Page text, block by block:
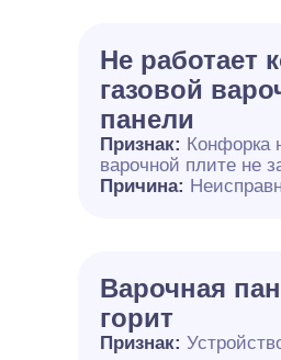
Не работает
газовой
панели
Признак: Конфорка
варочной плите не
Причина:
Варочная
горит
Признак: